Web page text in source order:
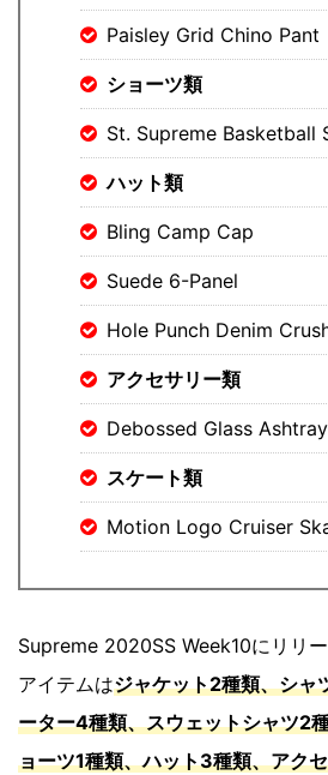
Paisley Grid Chino Pant
ショーツ類
St. Supreme Basketball
ハット類
Bling Camp Cap
Suede 6-Panel
Hole Punch Denim
アクセサリー類
Debossed Glass Ashtray
スケート類
Motion Logo Cruiser
Supreme 2020SS Week10にリリ
アイテムはジャケット2種類、シャ
ーター4種類、スウェットシャツ2
ョーツ1種類、ハット3種類、アク